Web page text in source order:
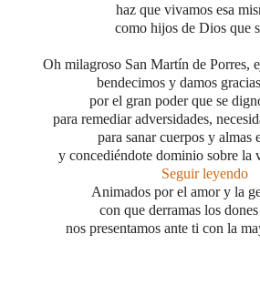
haz que vivamos esa
como hijos de Dios que
Oh milagroso San Martín de Porres,
bendecimos y damos
por el gran poder que se
para remediar adversidades,
para sanar cuerpos y almas
y concediéndote dominio sobre la
Seguir leyendo
Animados por el amor y la
con que derramas los
nos presentamos ante ti con la